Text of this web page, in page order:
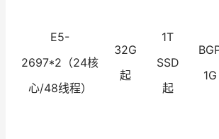
E5-
2697*2（24核
心/48线程）
32G
起
1T
SSD
起
1G